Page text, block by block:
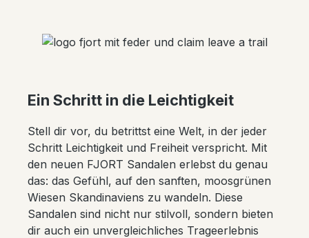
Ein Schritt in die Leichtigkeit
Stell dir vor, du betrittst eine Welt, in der jeder
Schritt Leichtigkeit und Freiheit verspricht. Mit
den neuen FJORT Sandalen erlebst du genau
das: das Gefühl, auf den sanften, moosgrünen
Wiesen Skandinaviens zu wandeln. Diese
Sandalen sind nicht nur stilvoll, sondern bieten
dir auch ein unvergleichliches Trageerlebnis